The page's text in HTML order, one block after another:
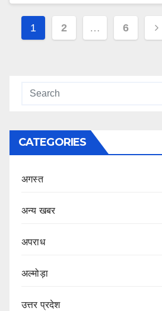
Posts
navigation
1 2 … 6
CATEGORIES
अगस्त
अन्य खबर
अपराध
अल्मोड़ा
उत्तर प्रदेश